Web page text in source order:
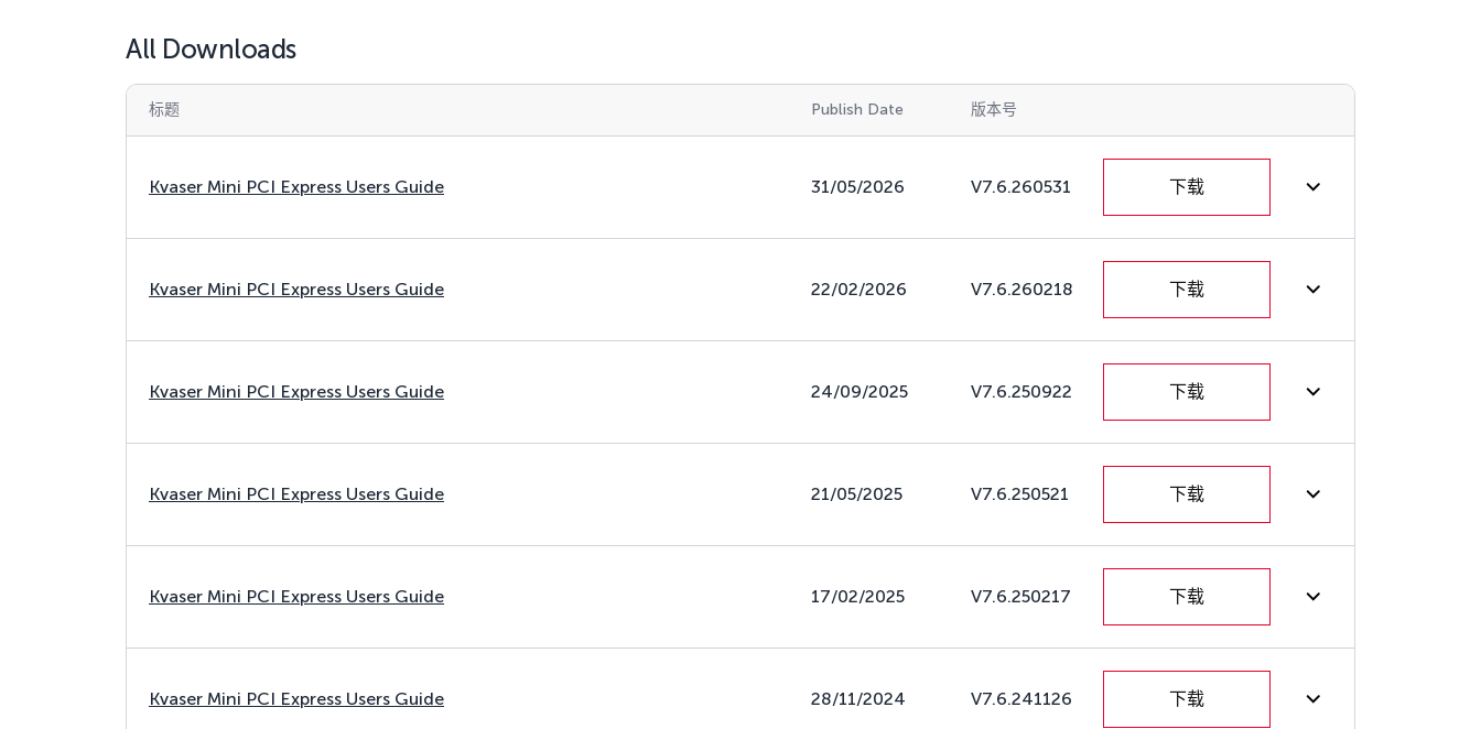
All Downloads
标题 Publish Date 版本号
Kvaser Mini PCI Express Users Guide 31/05/2026 V7.6.260531 下载
Kvaser Mini PCI Express Users Guide 22/02/2026 V7.6.260218 下载
Kvaser Mini PCI Express Users Guide 24/09/2025 V7.6.250922 下载
Kvaser Mini PCI Express Users Guide 21/05/2025 V7.6.250521 下载
Kvaser Mini PCI Express Users Guide 17/02/2025 V7.6.250217 下载
Kvaser Mini PCI Express Users Guide 28/11/2024 V7.6.241126 下载